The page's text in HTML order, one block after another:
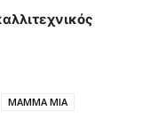
MAMMA MIA